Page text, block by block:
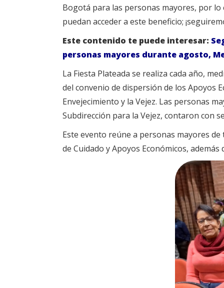
Bogotá para las personas mayores, por
puedan acceder a este beneficio;
Este contenido te puede interesar:
personas mayores durante agosto,
La Fiesta Plateada se realiza cada año,
del convenio de dispersión de los Apoyos
Envejecimiento y la Vejez. Las personas
Subdirección para la Vejez, contaron con
Este evento reúne a personas mayores
de Cuidado y Apoyos Económicos,